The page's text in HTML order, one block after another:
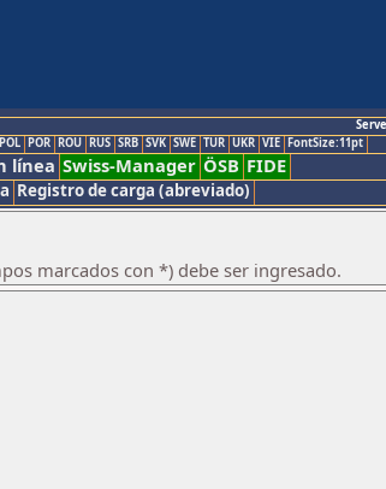
POL POR ROU RUS SRB SVK SWE TUR UKR VIE FontSize:11pt
línea Swiss-Manager ÖSB FIDE
Registro de carga (abreviado)
marcados con *) debe ser ingresado.